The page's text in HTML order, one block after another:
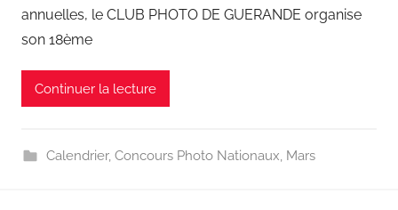
annuelles, le CLUB PHOTO DE GUERANDE organise
son 18ème
Continuer la lecture
Calendrier, Concours Photo Nationaux, Mars